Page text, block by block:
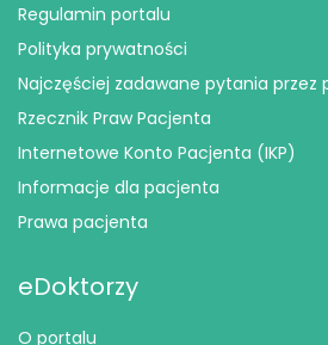
Regulamin portalu
Polityka prywatności
Najczęściej zadawane pytania przez
Rzecznik Praw Pacjenta
Internetowe Konto Pacjenta (IKP)
Informacje dla pacjenta
Prawa pacjenta
eDoktorzy
O portalu